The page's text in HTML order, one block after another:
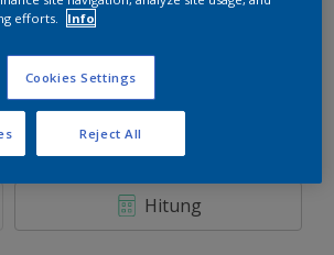
Hanya 1 Warna yang Tersedia
Kalkulator cat
Hitung
efforts.
Info
Cookies Settings
Reject All